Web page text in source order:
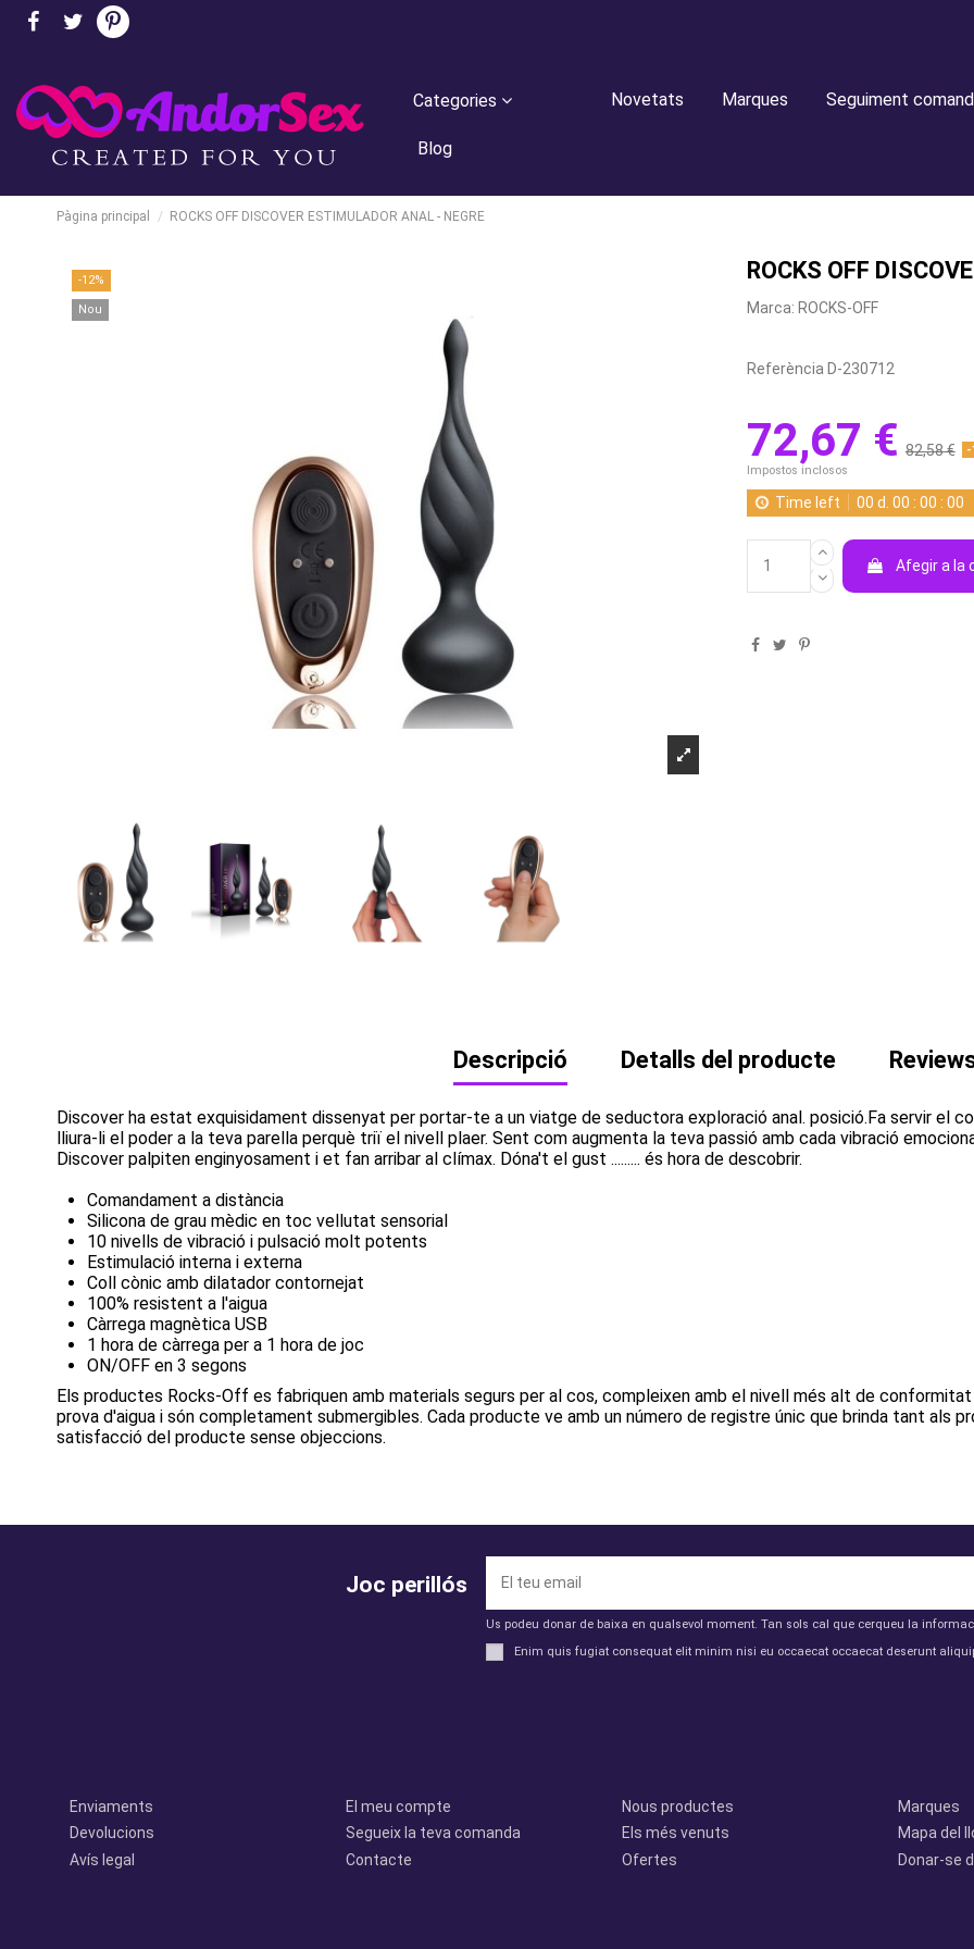
Categories Novetats Marques Seguiment
Blog
Pàgina principal ROCKS OFF DISCOVER ESTIMULADOR ANAL - NEGRE
-12%
Nou
ROCKS OFF
Marca: ROCKS-OFF
Referència D-230712
72,67 € 82,58 €
-
Impostos inclosos
Time left 00 d. 00 :00 :00
Afegir a la
Descripció Detalls del producte
Discover ha estat exquisidament dissenyat per portar-te a un viatge de seductora exploració anal. posició.Fa servir el
lliura-li el poder a la teva parella perquè triï el nivell plaer. Sent com augmenta la teva passió amb cada vibració
Discover palpiten enginyosament i et fan arribar al clímax. Dóna't el gust ......... és hora de descobrir.
Comandament a distància
Silicona de grau mèdic en toc vellutat sensorial
10 nivells de vibració i pulsació molt potents
Estimulació interna i externa
Coll cònic amb dilatador contornejat
100% resistent a l'aigua
Càrrega magnètica USB
1 hora de càrrega per a 1 hora de joc
ON/OFF en 3 segons
Els productes Rocks-Off es fabriquen amb materials segurs per al cos, compleixen amb el nivell més alt de
prova d'aigua i són completament submergibles. Cada producte ve amb un número de registre únic que brinda tant als
satisfacció del producte sense objeccions.
Joc perillós
Us podeu donar de baixa en qualsevol moment. Tan sols cal que cerqueu la
Enim quis fugiat consequat elit minim nisi eu occaecat occaecat deserunt
Enviaments
Devolucions
Avís legal
El meu compte
Segueix la teva comanda
Contacte
Nous productes
Els més venuts
Ofertes
Marques
Mapa del
Donar-se